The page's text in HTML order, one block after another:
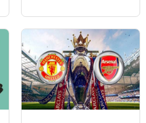
Vòng loại EURO 2020 –
Các cặp đấu hấp dẫn
lượt trận thứ 7